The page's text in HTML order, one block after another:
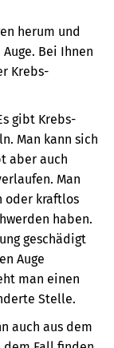
herum und
Bei Ihnen
Krebs-
gibt Krebs-
Man kann sich
aber auch
Man
oder kraftlos
haben.
geschädigt
Auge
man einen
Stelle.
auch aus dem